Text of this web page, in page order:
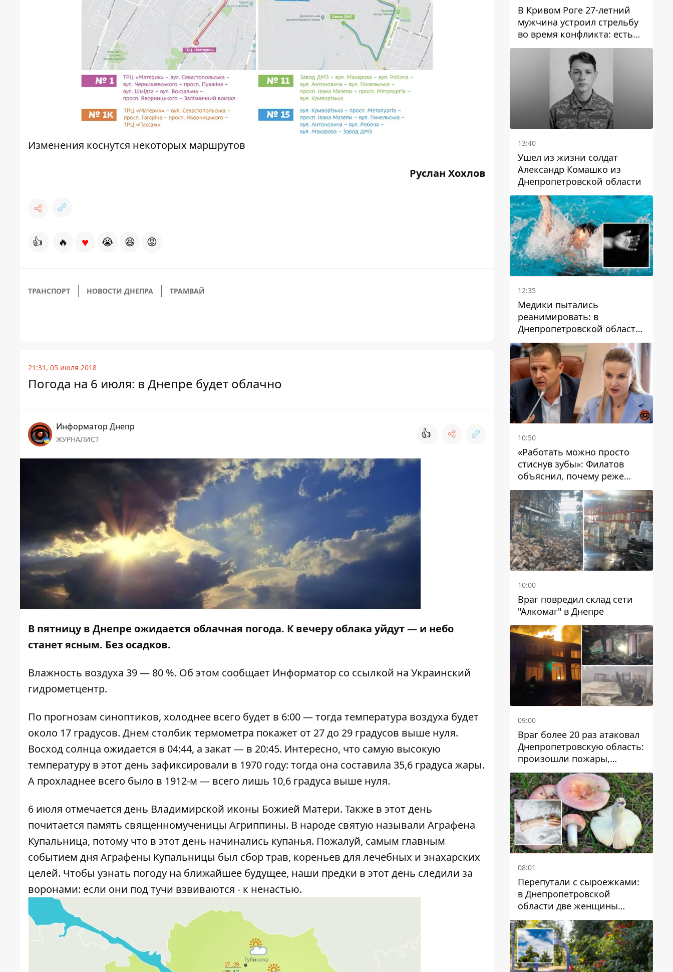
Изменения коснутся некоторых маршрутов
Руслан Хохлов
👍 🔥 ♥ 😭 😆 😡
ТРАНСПОРТ НОВОСТИ ДНЕПРА ТРАМВАЙ
21:31, 05 июля 2018
Погода на 6 июля: в Днепре будет облачно
Информатор Днепр
ЖУРНАЛИСТ 👍
В пятницу в Днепре ожидается облачная погода. К вечеру облака уйдут — и небо
станет ясным. Без осадков.
Влажность воздуха 39 — 80 %. Об этом сообщает Информатор со ссылкой на Украинский
гидрометцентр.
По прогнозам синоптиков, холоднее всего будет в 6:00 — тогда температура воздуха будет
около 17 градусов. Днем столбик термометра покажет от 27 до 29 градусов выше нуля.
Восход солнца ожидается в 04:44, а закат — в 20:45. Интересно, что самую высокую
температуру в этот день зафиксировали в 1970 году: тогда она составила 35,6 градуса жары.
А прохладнее всего было в 1912-м — всего лишь 10,6 градуса выше нуля.
6 июля отмечается день Владимирской иконы Божией Матери. Также в этот день
почитается память священномученицы Агриппины. В народе святую называли Аграфена
Купальница, потому что в этот день начинались купанья. Пожалуй, самым главным
событием дня Аграфены Купальницы был сбор трав, кореньев для лечебных и знахарских
целей. Чтобы узнать погоду на ближайшее будущее, наши предки в этот день следили за
воронами: если они под тучи взвиваются - к ненастью.
В Кривом Роге 27-летний
мужчина устроил стрельбу
во время конфликта: есть
раненый
13:40
Ушел из жизни солдат
Александр Комашко из
Днепропетровской области
12:35
Медики пытались
реанимировать: в
Днепропетровской области
двухлетний мальчик утонул
в бассейне
10:50
«Работать можно просто
стиснув зубы»: Филатов
объяснил, почему реже
пишет в соцсетях и
раскритиковал медийность
чиновников
10:00
Враг повредил склад сети
"Алкомаг" в Днепре
09:00
Враг более 20 раз атаковал
Днепропетровскую область:
произошли пожары,
повреждены дома,
инфраструктура и авто
08:01
Перепутали с сыроежками:
в Днепропетровской
области две женщины
отравились грибами